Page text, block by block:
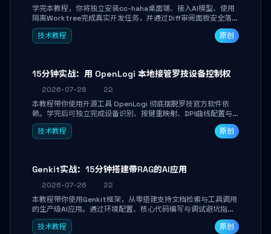
学完本教程，你将独立安装cc-haha桌面端、接入AI模型、使用
隔离Worktree完成真实开发任务，并通过Diff审阅面板安全落地
AI代码改写。告别终端黑盒操作，让AI在沙箱环境中工作，你只
做审阅和决策。
技术教程 原创
15分钟实战：用 OpenLogi 本地接管罗技设备控制权
2026-07-28
22
本教程带你使用开源工具 OpenLogi 彻底摆脱罗技官方软件依
赖。学完后可独立完成设备识别、按键重映射、DPI曲线配置与
SmartShift调节，实现完全离线控制，保护隐私并释放硬件性
能。
技术教程 原创
Genkit实战：15分钟搭建带RAG的AI应用
2026-07-26
22
本教程带你使用Genkit框架，从零搭建支持文档检索与工具调用
的生产级AI应用。通过环境配置、核心代码编写与调试避坑指
南，学完即可掌握多模型切换、RAG管道构建及函数调用注册，
独立开发高效AI智能体。
技术教程 原创